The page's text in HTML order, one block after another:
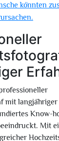
könnten
mit
Know-
Mit